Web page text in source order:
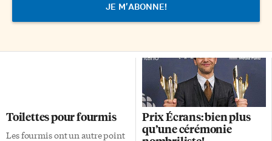
Toilettes pour fourmis
Les fourmis ont un autre point
Prix Écrans: bien plus
qu’une cérémonie